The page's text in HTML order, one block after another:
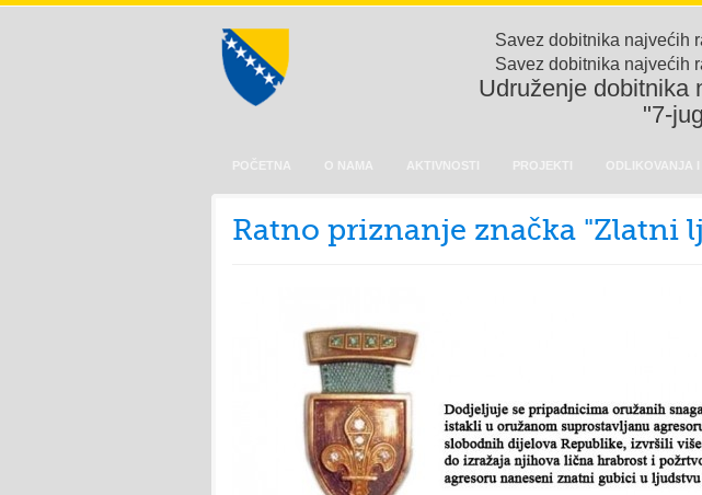
Savez dobitnika najvećih
Savez dobitnika najvećih
Udruženje dobitnika
"7-
POČETNA O NAMA AKTIVNOSTI PROJEKTI ODLIKOVANJA
Ratno priznanje značka "Zlatni